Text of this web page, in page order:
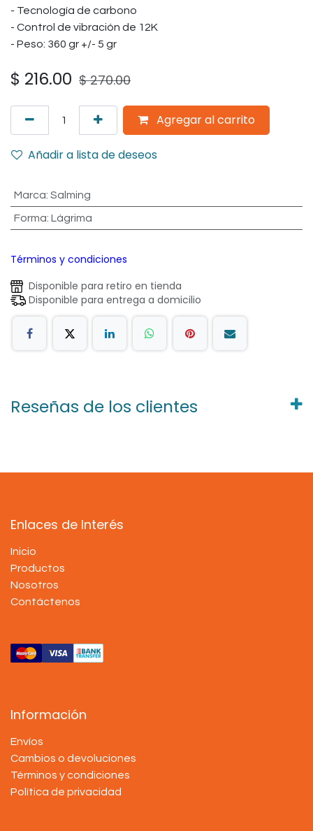
- Tecnología de carbono
- Control de vibración de 12K
- Peso: 360 gr +/- 5 gr
$ 216.00 $270.00
Agregar al carrito
Añadir a lista de deseos
Marca: Salming
Forma: Lágrima
Términos y condiciones
Disponible para retiro en tienda
Disponible para entrega a domicilio
Reseñas de los clientes
Enlaces de Interés
Inicio
Productos
Nosotros
Contáctenos
Información
Envíos
Cambios o devoluciones
Términos y condiciones
Política de privacidad